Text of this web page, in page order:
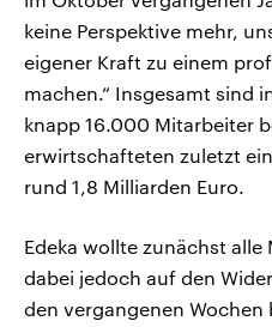
keine Perspektive mehr,
eigener Kraft zu einem
machen.“ Insgesamt sind
knapp 16.000 Mitarbeiter
erwirtschafteten zuletzt
rund 1,8 Milliarden Euro.
Edeka wollte zunächst
dabei jedoch auf den
den vergangenen Wochen